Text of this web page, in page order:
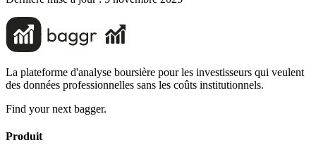
La plateforme d'analyse boursière pour les investisseurs qui veulent
des données professionnelles sans les coûts institutionnels.
Find your next bagger.
Produit